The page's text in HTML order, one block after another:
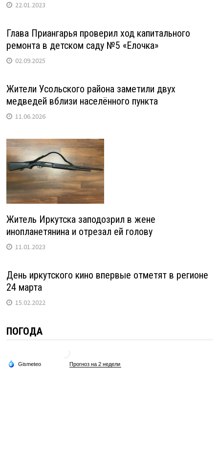
22.01.2023
Глава Приангарья проверил ход капитального
ремонта в детском саду №5 «Елочка»
02.09.2025
Жители Усольского района заметили двух
медведей вблизи населённого пункта
11.06.2026
Житель Иркутска заподозрил в жене
инопланетянина и отрезал ей голову
11.01.2023
День иркутского кино впервые отметят в регионе
24 марта
15.02.2022
ПОГОДА